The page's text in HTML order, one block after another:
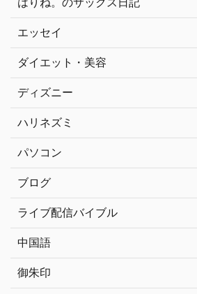
エッセイ
ダイエット・美容
ディズニー
ハリネズミ
パソコン
ブログ
ライブ配信バイブル
中国語
御朱印